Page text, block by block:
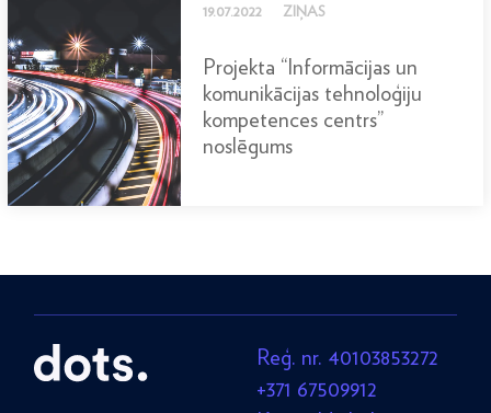
19.07.2022 ZIŅAS
Projekta “Informācijas un
komunikācijas tehnoloģiju
kompetences centrs”
noslēgums
Reģ. nr. 40103853272
+371 67509912